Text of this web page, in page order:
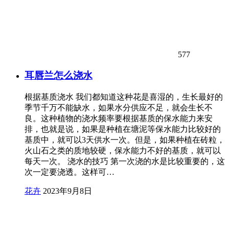
577
耳唇兰怎么浇水
根据基质浇水 我们都知道这种花是喜湿的，生长最好的
季节千万不能缺水，如果水分供应不足，就会生长不
良。这种植物的浇水频率要根据基质的保水能力来安
排，也就是说，如果是种植在塘泥等保水能力比较好的
基质中，就可以3天供水一次。但是，如果种植在砖粒，
火山石之类的质地较硬，保水能力不好的基质，就可以
每天一次。 浇水的技巧 第一次浇的水是比较重要的，这
次一定要浇透。这样可…
花卉 2023年9月8日